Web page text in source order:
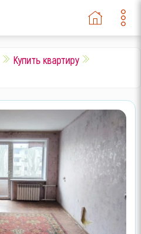
Купить квартиру